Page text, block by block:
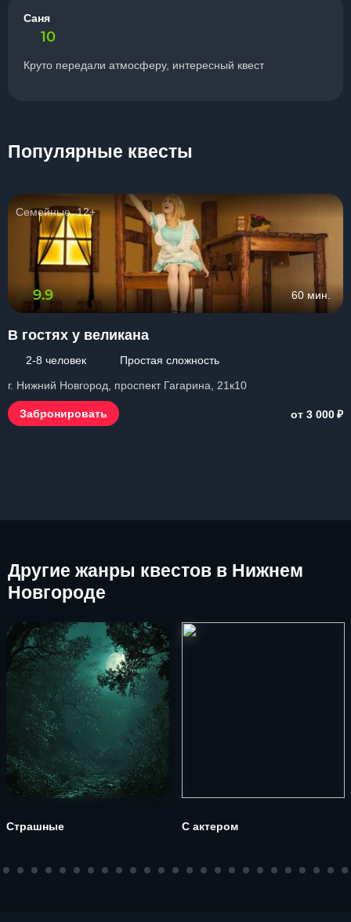
Саня
10
Круто передали атмосферу, интересный квест
Популярные квесты
Семейные, 12+
9.9 60 мин.
В гостях у великана
2-8 человек
Простая сложность
г. Нижний Новгород, проспект Гагарина, 21к10
Забронировать от 3 000₽
Другие жанры квестов в Нижнем
Новгороде
Страшные С актером